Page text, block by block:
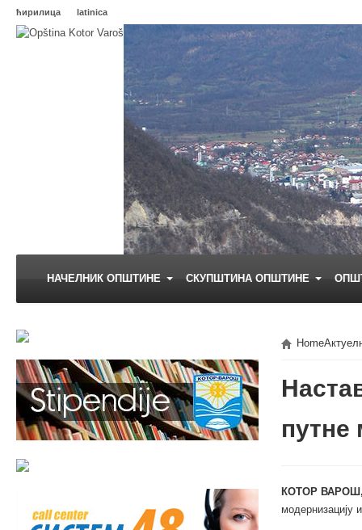
ћирилица latinica
НАЧЕЛНИК ОПШТИНЕ СКУПШТИНА ОПШТИНЕ
Home
путне
КОТОР
модернизацију